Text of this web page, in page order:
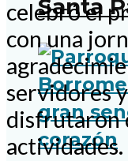
Santa
celebró el
con una
servidores
disfrutaron
actividades.